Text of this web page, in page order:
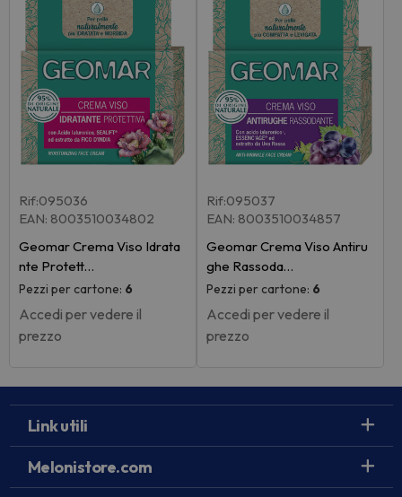
Rif:095036
EAN: 8003510034802
Geomar Crema Viso Idrata
nte Protett…
Pezzi per cartone: 6
Accedi per vedere il
prezzo
Rif:095037
EAN: 8003510034857
Geomar Crema Viso Antiru
ghe Rassoda…
Pezzi per cartone: 6
Accedi per vedere il
prezzo
Link utili
Melonistore.com